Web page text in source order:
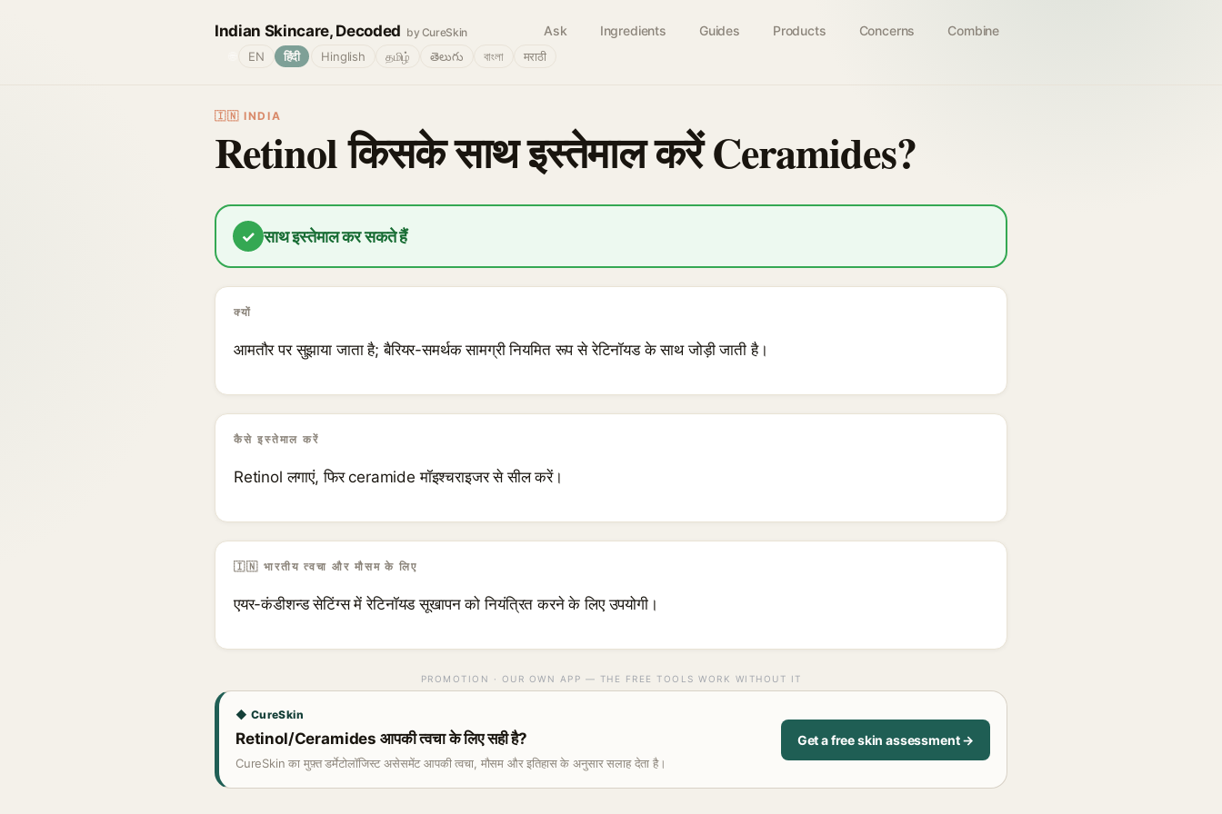
Indian Skincare, Decoded by CureSkin Ask Ingredients Guides Products Concerns Combine
EN हिंदी Hinglish தமிழ் తెలుగు বাংলা मराठी
🇮🇳 INDIA
Retinol किसके साथ इस्तेमाल करें Ceramides?
✓ साथ इस्तेमाल कर सकते हैं
क्यों
आमतौर पर सुझाया जाता है; बैरियर-समर्थक सामग्री नियमित रूप से रेटिनॉयड के साथ जोड़ी जाती है।
कैसे इस्तेमाल करें
Retinol लगाएं, फिर ceramide मॉइश्चराइजर से सील करें।
🇮🇳 भारतीय त्वचा और मौसम के लिए
एयर-कंडीशन्ड सेटिंग्स में रेटिनॉयड सूखापन को नियंत्रित करने के लिए उपयोगी।
PROMOTION · OUR OWN APP — THE FREE TOOLS WORK WITHOUT IT
◆ CureSkin
Retinol/Ceramides आपकी त्वचा के लिए सही है?
CureSkin का मुफ़्त डर्मेटोलॉजिस्ट असेसमेंट आपकी त्वचा, मौसम और इतिहास के अनुसार सलाह देता है।
Get a free skin assessment →